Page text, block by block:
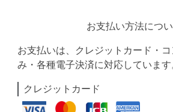
お支払い方法につ
お支払いは、クレジットカード・
み・各種電子決済に対応しています
クレジットカード